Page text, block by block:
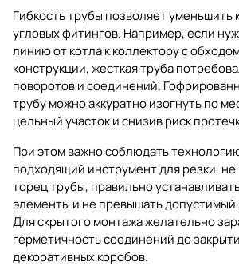
Гибкость трубы позволяет уменьшить
угловых фитингов. Например, если
линию от котла к коллектору с
конструкции, жесткая труба
поворотов и соединений.
трубу можно аккуратно изогнуть по
цельный участок и снизив риск
При этом важно соблюдать
подходящий инструмент для резки,
торец трубы, правильно
элементы и не превышать допустимый
Для скрытого монтажа желательно
герметичность соединений до
декоративных коробов.